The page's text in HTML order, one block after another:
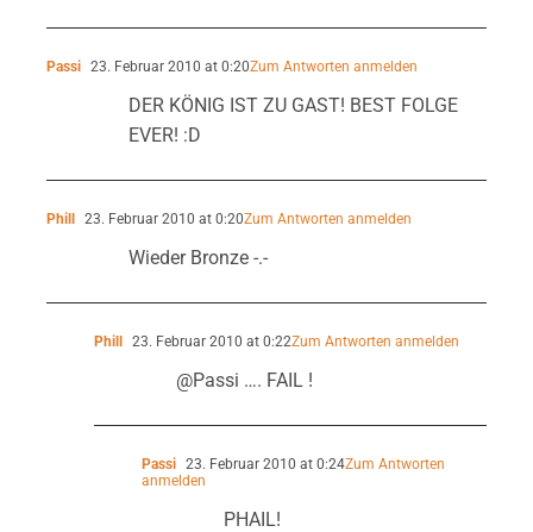
Passi 23. Februar 2010 at 0:20Zum Antworten anmelden
DER KÖNIG IST ZU GAST! BEST FOLGE
EVER! :D
Phill 23. Februar 2010 at 0:20Zum Antworten anmelden
Wieder Bronze -.-
Phill 23. Februar 2010 at 0:22Zum Antworten anmelden
@Passi …. FAIL !
Passi 23. Februar 2010 at 0:24Zum Antworten
anmelden
PHAIL!